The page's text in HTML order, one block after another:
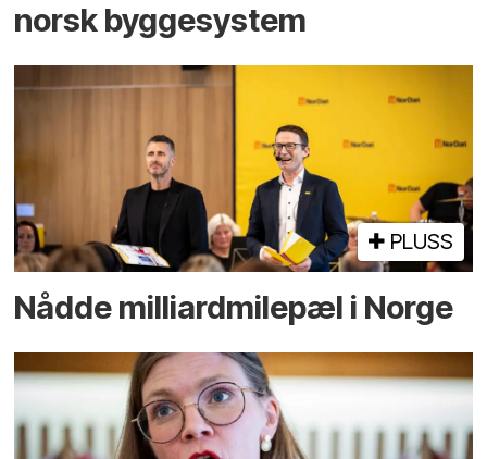
norsk bygge­system
PLUSS
Nådde milliard­­milepæl i Norge